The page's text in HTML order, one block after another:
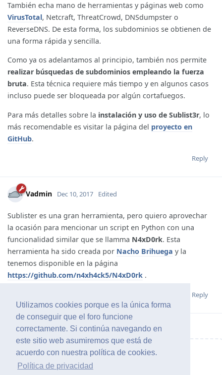
Utilizamos cookies porque es la única forma
de conseguir que el foro funcione
correctamente. Si continúa navegando en
este sitio web asumiremos que está de
acuerdo con nuestra política de cookies.
Política de privacidad
También echa mano de herramientas y páginas web como
VirusTotal, Netcraft, ThreatCrowd, DNSdumpster o
ReverseDNS. De esta forma, los subdominios se obtienen de
una forma rápida y sencilla.
Como ya os adelantamos al principio, también nos permite
realizar búsquedas de subdominios empleando la fuerza
bruta. Esta técnica requiere más tiempo y en algunos casos
incluso puede ser bloqueada por algún cortafuegos.
Para más detalles sobre la instalación y uso de Sublist3r, lo
más recomendable es visitar la página del proyecto en
GitHub.
Reply
Vadmin Dec 10, 2017 Edited
Sublister es una gran herramienta, pero quiero aprovechar
la ocasión para mencionar un script en Python con una
funcionalidad similar que se llamma N4xD0rk. Esta
herramienta ha sido creada por Nacho Brihuega y la
tenemos disponible en la página
https://github.com/n4xh4ck5/N4xD0rk .
Reply
Write a Reply...